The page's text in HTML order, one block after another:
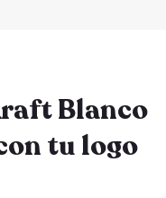
Blanco
tu logo